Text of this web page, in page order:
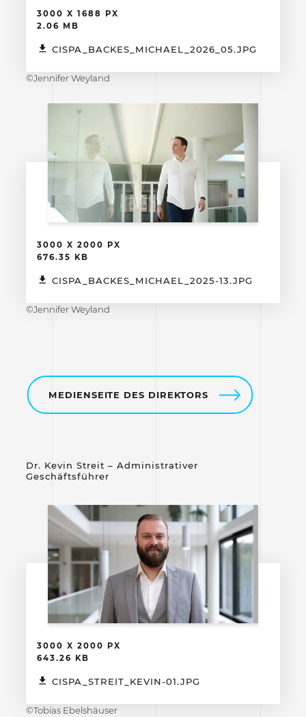
3000 X 1688 PX
2.06 MB
CISPA_BACKES_MICHAEL_2026_05.JPG
©Jennifer Weyland
3000 X 2000 PX
676.35 KB
CISPA_BACKES_MICHAEL_2025-13.JPG
©Jennifer Weyland
MEDIENSEITE DES DIREKTORS
Dr. Kevin Streit – Administrativer
Geschäftsführer
3000 X 2000 PX
643.26 KB
CISPA_STREIT_KEVIN-01.JPG
©Tobias Ebelshäuser